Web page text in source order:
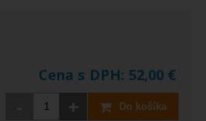
Cena s DPH: 52,00 €
+ Do košíka